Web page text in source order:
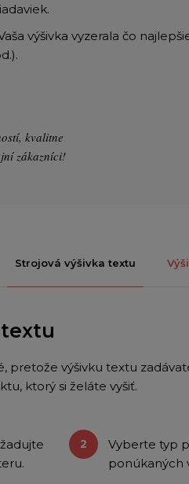
výšivka vyzerala čo
kvalitne
zákazníci!
Strojová výšivka textu
pretože výšivku textu
ktorý si želáte vyšiť.
Vyberte typ
ponúkaných